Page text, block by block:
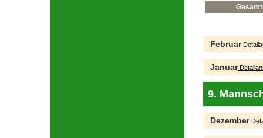
Gesamt
Februar
Januar
9.
Dezember